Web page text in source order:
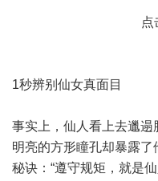
点
1秒辨别仙女真面目
事实上，仙人看上去邋遢
明亮的方形瞳孔却暴露
秘诀：“遵守规矩，就是